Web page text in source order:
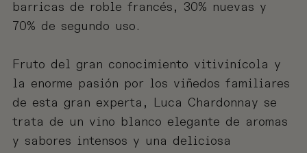
barricas de roble francés, 30% nuevas y
70% de segundo uso.
Fruto del gran conocimiento vitivinícola y
la enorme pasión por los viñedos familiares
de esta gran experta, Luca Chardonnay se
trata de un vino blanco elegante de aromas
y sabores intensos y una deliciosa